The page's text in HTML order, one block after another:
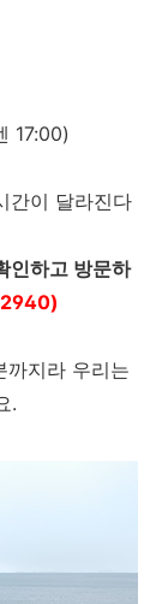
17:00)
간이 달라진다
인하고 방문하
지라 우리는
.